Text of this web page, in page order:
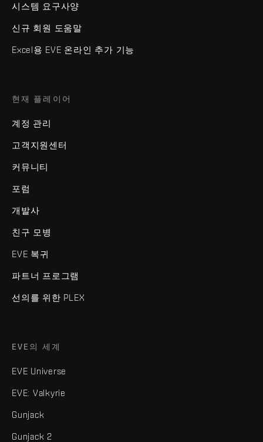
시스템 요구사양
신규 회원 도움말
Excel용 EVE 온라인 추가 기능
현재 플레이어
계정 관리
고객지원센터
커뮤니티
포럼
개발사
친구 모병
EVE 복귀
파트너 프로그램
선의를 위한 PLEX
EVE의 세계
EVE Universe
EVE: Valkyrie
Gunjack
Gunjack 2